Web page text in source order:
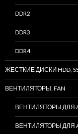
DDR2
DDR3
DDR4
ЖЕСТКИЕ ДИСКИ HDD,
ВЕНТИЛЯТОРЫ, FAN
ВЕНТИЛЯТОРЫ ДЛЯ
ВЕНТИЛЯТОРЫ ДЛЯ